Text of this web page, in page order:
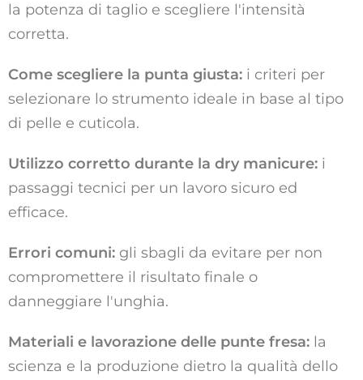
la potenza di taglio e scegliere l'intensità
corretta.
Come scegliere la punta giusta: i criteri per
selezionare lo strumento ideale in base al tipo
di pelle e cuticola.
Utilizzo corretto durante la dry manicure: i
passaggi tecnici per un lavoro sicuro ed
efficace.
Errori comuni: gli sbagli da evitare per non
compromettere il risultato finale o
danneggiare l'unghia.
Materiali e lavorazione delle punte fresa: la
scienza e la produzione dietro la qualità dello